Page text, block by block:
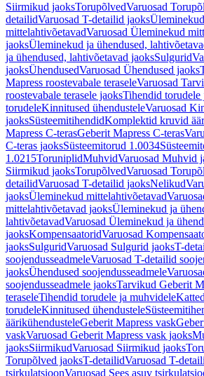
Siirmikud jaoksTorupõlvedVaruosad
detailidVaruosad T-detailid jaoksÜleminekud
mittelahtivõetavadVaruosad Üleminekud
jaoksÜleminekud ja ühendused,
ja ühendused, lahtivõetavad jaoksSulgurid
jaoksÜhendusedVaruosad Ühendused jaoks
Mapress roostevabale teraseleVaruosad
roostevabale terasele jaoksTihendid torudele
torudeleKinnitused ühendusteleVaruosad
jaoksSüsteemitihendidKomplektid kruvid
Mapress C-terasGeberit Mapress C-teras
C-teras jaoksSüsteemitorud 1.0034
1.0215ToruniplidMuhvidVaruosad Muhvid
Siirmikud jaoksTorupõlvedVaruosad
detailidVaruosad T-detailid jaoksNelikud
jaoksÜleminekud mittelahtivõetavad
mittelahtivõetavad jaoksÜleminekud ja
lahtivõetavadVaruosad Üleminekud ja
jaoksKompensaatoridVaruosad
jaoksSulguridVaruosad Sulgurid jaoksT-
soojendusseadmeleVaruosad T-detailid
jaoksÜhendused soojendusseadmele
soojendusseadmele jaoksTarvikud Geberit
teraseleTihendid torudele ja muhvidele
torudeleKinnitused ühendustele
äärikühendusteleGeberit Mapress vask
vaskVaruosad Geberit Mapress vask jaoks
jaoksSiirmikudVaruosad Siirmikud jaoks
Torupõlved jaoksT-detailidVaruosad T-
tsirkulatsioonVaruosad Sees asuv